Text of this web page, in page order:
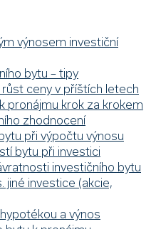
výnosem investiční
bytu – tipy
ceny v příštích letech
pronájmu krok za krokem
zhodnocení
při výpočtu výnosu
bytu při investici
investičního bytu
jiné investice (akcie,
a výnos